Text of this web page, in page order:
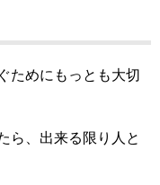
ためにもっとも大切
ら、出来る限り人と